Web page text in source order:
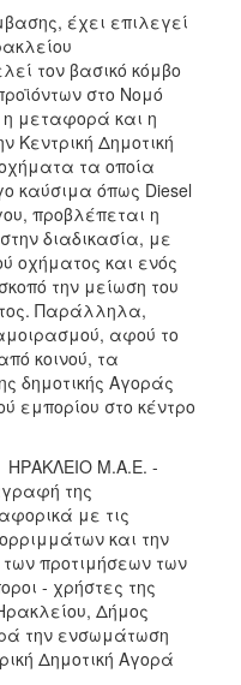
έχει επιλεγεί
τον βασικό κόμβο
στο Νομό
η μεταφορά και η
Κεντρική Δημοτική
τα οποία
καύσιμα όπως Diesel
προβλέπεται η
διαδικασία, με
οχήματος και ενός
την μείωση του
Παράλληλα,
αφού το
κοινού, τα
δημοτικής Αγοράς
εμπορίου στο κέντρο
ΗΡΑΚΛΕΙΟ Μ.Α.Ε. -
της
με τις
και την
προτιμήσεων των
- χρήστες της
Δήμος
την ενσωμάτωση
Δημοτική Αγορά